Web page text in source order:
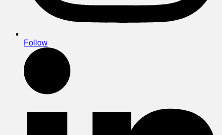
Follow